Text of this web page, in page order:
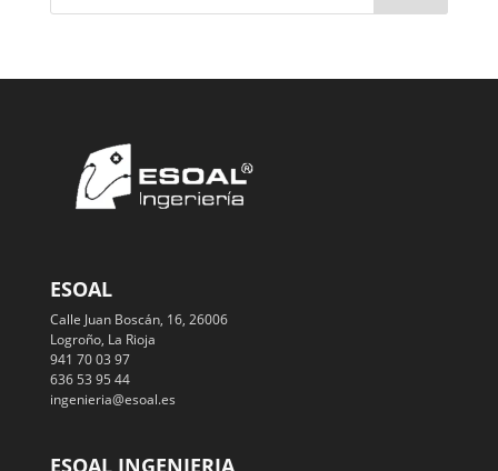
ESOAL
Calle Juan Boscán, 16, 26006
Logroño, La Rioja
941 70 03 97
636 53 95 44
ingenieria@esoal.es
ESOAL INGENIERIA